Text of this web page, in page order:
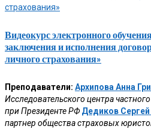
Видеокурс электронного
заключения и исполнения
личного страхования»
Преподаватели: Архипова Анна
Исследовательского центра
при Президенте РФ Дедиков
партнер общества страховых